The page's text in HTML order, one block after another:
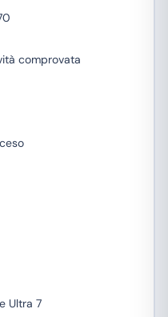
comprovata
Ultra 7